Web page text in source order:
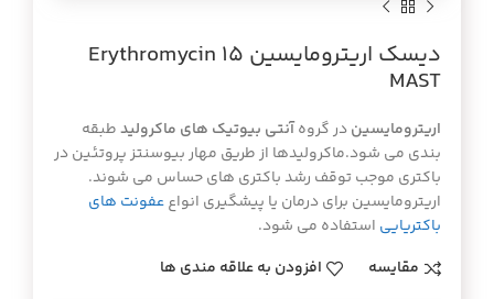
ديسك اريترومايسين Erythromycin 15
MAST
اریترومایسیندر گروهآنتی بیوتیک های ماکرولیدطبقه
بندی می شود.ماکرولیدها از طریق مهار بیوسنتز پروتئین در
باکتری موجب توقف رشد باکتری های حساس می شوند.
اریترومایسین برای درمان یا پیشگیری انواععفونت های
باکتریایی استفاده می شود.
مقایسه
افزودن به علاقه مندی ها